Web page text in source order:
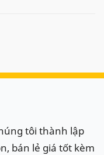
tôi thành lập
bán lẻ giá tốt kèm